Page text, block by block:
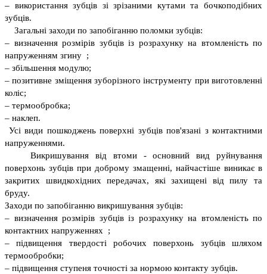
– використання зубців зі зрізаними кутами та бочкоподібних
зубців.
Загальні заходи по запобіганню поломки зубців:
– визначення розмірів зубців із розрахунку на втомленість по
напруженням згину ;
– збільшення модулю;
– позитивне зміщення зуборізного інструменту при виготовленні
коліс;
– термообробка;
– наклеп.
Усі види пошкоджень поверхні зубців пов'язані з контактними
напруженнями.
Викришування від втоми - основний вид руйнування
поверхонь зубців при доброму змащенні, найчастіше виникає в
закритих швидкохідних передачах, які захищені від пилу та
бруду.
Заходи по запобіганню викришування зубців:
– визначення розмірів зубців із розрахунку на втомленість по
контактних напруженнях ;
– підвищення твердості робочих поверхонь зубців шляхом
термообробки;
– підвищення ступеня точності за нормою контакту зубців.